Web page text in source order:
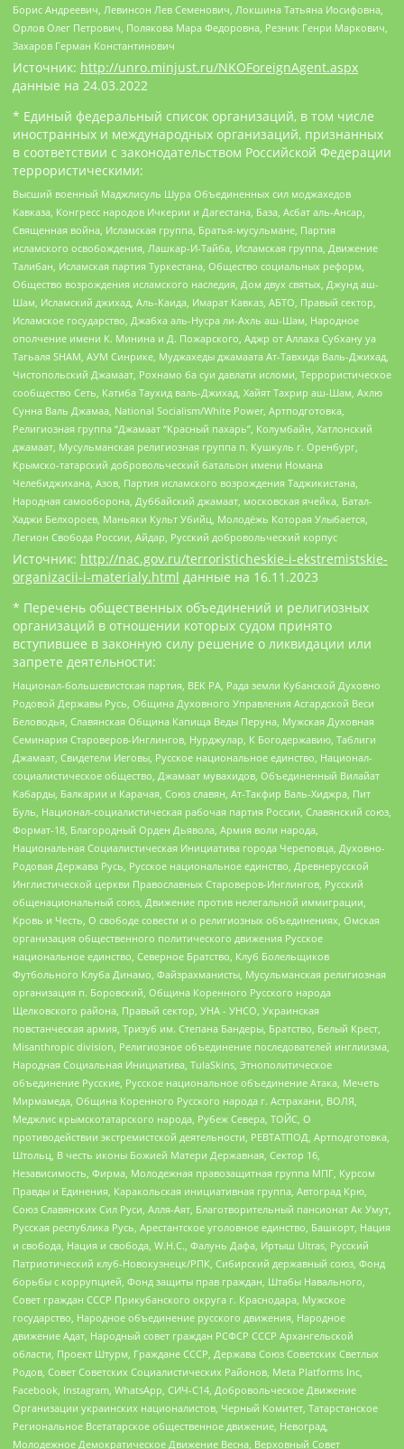
Борис Андреевич, Левинсон Лев Семенович, Локшина Татьяна Иосифовна,
Орлов Олег Петрович, Полякова Мара Федоровна, Резник Генри Маркович,
Захаров Герман Константинович
Источник: http://unro.minjust.ru/NKOForeignAgent.aspx
данные на 24.03.2022
* Единый федеральный список организаций, в том числе
иностранных и международных организаций, признанных
в соответствии с законодательством Российской Федерации
террористическими:
Высший военный Маджлисуль Шура Объединенных сил моджахедов
Кавказа, Конгресс народов Ичкерии и Дагестана, База, Асбат аль-Ансар,
Священная война, Исламская группа, Братья-мусульмане, Партия
исламского освобождения, Лашкар-И-Тайба, Исламская группа, Движение
Талибан, Исламская партия Туркестана, Общество социальных реформ,
Общество возрождения исламского наследия, Дом двух святых, Джунд аш-
Шам, Исламский джихад, Аль-Каида, Имарат Кавказ, АБТО, Правый сектор,
Исламское государство, Джабха аль-Нусра ли-Ахль аш-Шам, Народное
ополчение имени К. Минина и Д. Пожарского, Аджр от Аллаха Субхану уа
Тагьаля SHAM, АУМ Синрике, Муджахеды джамаата Ат-Тавхида Валь-Джихад,
Чистопольский Джамаат, Рохнамо ба суи давлати исломи, Террористическое
сообщество Сеть, Катиба Таухид валь-Джихад, Хайят Тахрир аш-Шам, Ахлю
Сунна Валь Джамаа, National Socialism/White Power, Артподготовка,
Религиозная группа “Джамаат “Красный пахарь”, Колумбайн, Хатлонский
джамаат, Мусульманская религиозная группа п. Кушкуль г. Оренбург,
Крымско-татарский добровольческий батальон имени Номана
Челебиджихана, Азов, Партия исламского возрождения Таджикистана,
Народная самооборона, Дуббайский джамаат, московская ячейка, Батал-
Хаджи Белхороев, Маньяки Культ Убийц, Молодёжь Которая Улыбается,
Легион Свобода России, Айдар, Русский добровольческий корпус
Источник: http://nac.gov.ru/terroristicheskie-i-ekstremistskie-
organizacii-i-materialy.html данные на 16.11.2023
* Перечень общественных объединений и религиозных
организаций в отношении которых судом принято
вступившее в законную силу решение о ликвидации или
запрете деятельности:
Национал-большевистская партия, ВЕК РА, Рада земли Кубанской Духовно
Родовой Державы Русь, Община Духовного Управления Асгардской Веси
Беловодья, Славянская Община Капища Веды Перуна, Мужская Духовная
Семинария Староверов-Инглингов, Нурджулар, К Богодержавию, Таблиги
Джамаат, Свидетели Иеговы, Русское национальное единство, Национал-
социалистическое общество, Джамаат мувахидов, Объединенный Вилайат
Кабарды, Балкарии и Карачая, Союз славян, Ат-Такфир Валь-Хиджра, Пит
Буль, Национал-социалистическая рабочая партия России, Славянский союз,
Формат-18, Благородный Орден Дьявола, Армия воли народа,
Национальная Социалистическая Инициатива города Череповца, Духовно-
Родовая Держава Русь, Русское национальное единство, Древнерусской
Инглистической церкви Православных Староверов-Инглингов, Русский
общенациональный союз, Движение против нелегальной иммиграции,
Кровь и Честь, О свободе совести и о религиозных объединениях, Омская
организация общественного политического движения Русское
национальное единство, Северное Братство, Клуб Болельщиков
Футбольного Клуба Динамо, Файзрахманисты, Мусульманская религиозная
организация п. Боровский, Община Коренного Русского народа
Щелковского района, Правый сектор, УНА - УНСО, Украинская
повстанческая армия, Тризуб им. Степана Бандеры, Братство, Белый Крест,
Misanthropic division, Религиозное объединение последователей инглиизма,
Народная Социальная Инициатива, TulaSkins, Этнополитическое
объединение Русские, Русское национальное объединение Атака, Мечеть
Мирмамеда, Община Коренного Русского народа г. Астрахани, ВОЛЯ,
Меджлис крымскотатарского народа, Рубеж Севера, ТОЙС, О
противодействии экстремистской деятельности, РЕВТАТПОД, Артподготовка,
Штольц, В честь иконы Божией Матери Державная, Сектор 16,
Независимость, Фирма, Молодежная правозащитная группа МПГ, Курсом
Правды и Единения, Каракольская инициативная группа, Автоград Крю,
Союз Славянских Сил Руси, Алля-Аят, Благотворительный пансионат Ак Умут,
Русская республика Русь, Арестантское уголовное единство, Башкорт, Нация
и свобода, Нация и свобода, W.H.С., Фалунь Дафа, Иртыш Ultras, Русский
Патриотический клуб-Новокузнецк/РПК, Сибирский державный союз, Фонд
борьбы с коррупцией, Фонд защиты прав граждан, Штабы Навального,
Совет граждан СССР Прикубанского округа г. Краснодара, Мужское
государство, Народное объединение русского движения, Народное
движение Адат, Народный совет граждан РСФСР СССР Архангельской
области, Проект Штурм, Граждане СССР, Держава Союз Советских Светлых
Родов, Совет Советских Социалистических Районов, Meta Platforms Inc,
Facebook, Instagram, WhatsApp, СИЧ-С14, Добровольческое Движение
Организации украинских националистов, Черный Комитет, Татарстанское
Региональное Всетатарское общественное движение, Невоград,
Молодежное Демократическое Движение Весна, Верховный Совет